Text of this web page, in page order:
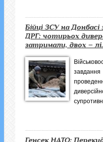
Бійці ЗСУ на
ДРГ: чотирьох
затримали, двох –
Генсек НАТО: